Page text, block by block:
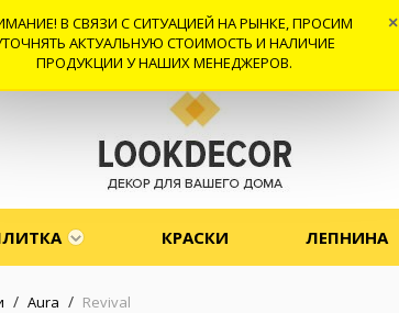
СОТРУДНИЧЕСТВО КОНТАКТЫ ОТЗЫВЫ
КРАСКИ ЛЕПНИНА
/ Aura / Revival
В СВЯЗИ С СИТУАЦИЕЙ НА РЫНКЕ, ПРОСИМ
АКТУАЛЬНУЮ СТОИМОСТЬ И НАЛИЧИЕ
ПРОДУКЦИИ У НАШИХ МЕНЕДЖЕРОВ.
×